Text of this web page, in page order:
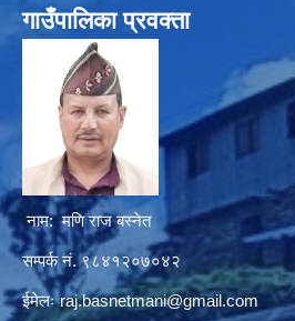
गाउँपालिका प्रवक्ता
नाम: मणि राज बस्नेत
सम्पर्क नं. ९८४१२०७०४२
ईमेलःraj.basnetmani@gmail.com